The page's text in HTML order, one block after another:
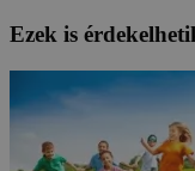
Ezek is